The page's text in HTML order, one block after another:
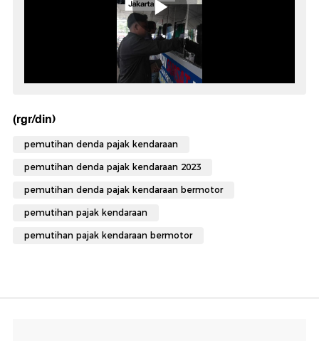
(rgr/din)
pemutihan denda pajak kendaraan
pemutihan denda pajak kendaraan 2023
pemutihan denda pajak kendaraan bermotor
pemutihan pajak kendaraan
pemutihan pajak kendaraan bermotor